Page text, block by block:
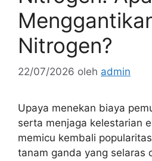
Nitrogen?
22/07/2026 oleh admin
Upaya menekan biaya
serta menjaga kelestarian
memicu kembali
tanam ganda yang selaras